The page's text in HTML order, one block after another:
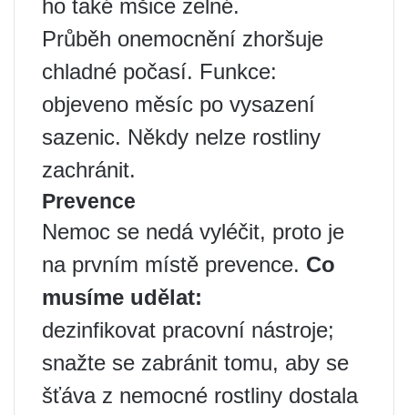
ho také mšice zelné.
Průběh onemocnění zhoršuje
chladné počasí. Funkce:
objeveno měsíc po vysazení
sazenic. Někdy nelze rostliny
zachránit.
Prevence
Nemoc se nedá vyléčit, proto je
na prvním místě prevence. Co
musíme udělat:
dezinfikovat pracovní nástroje;
snažte se zabránit tomu, aby se
šťáva z nemocné rostliny dostala